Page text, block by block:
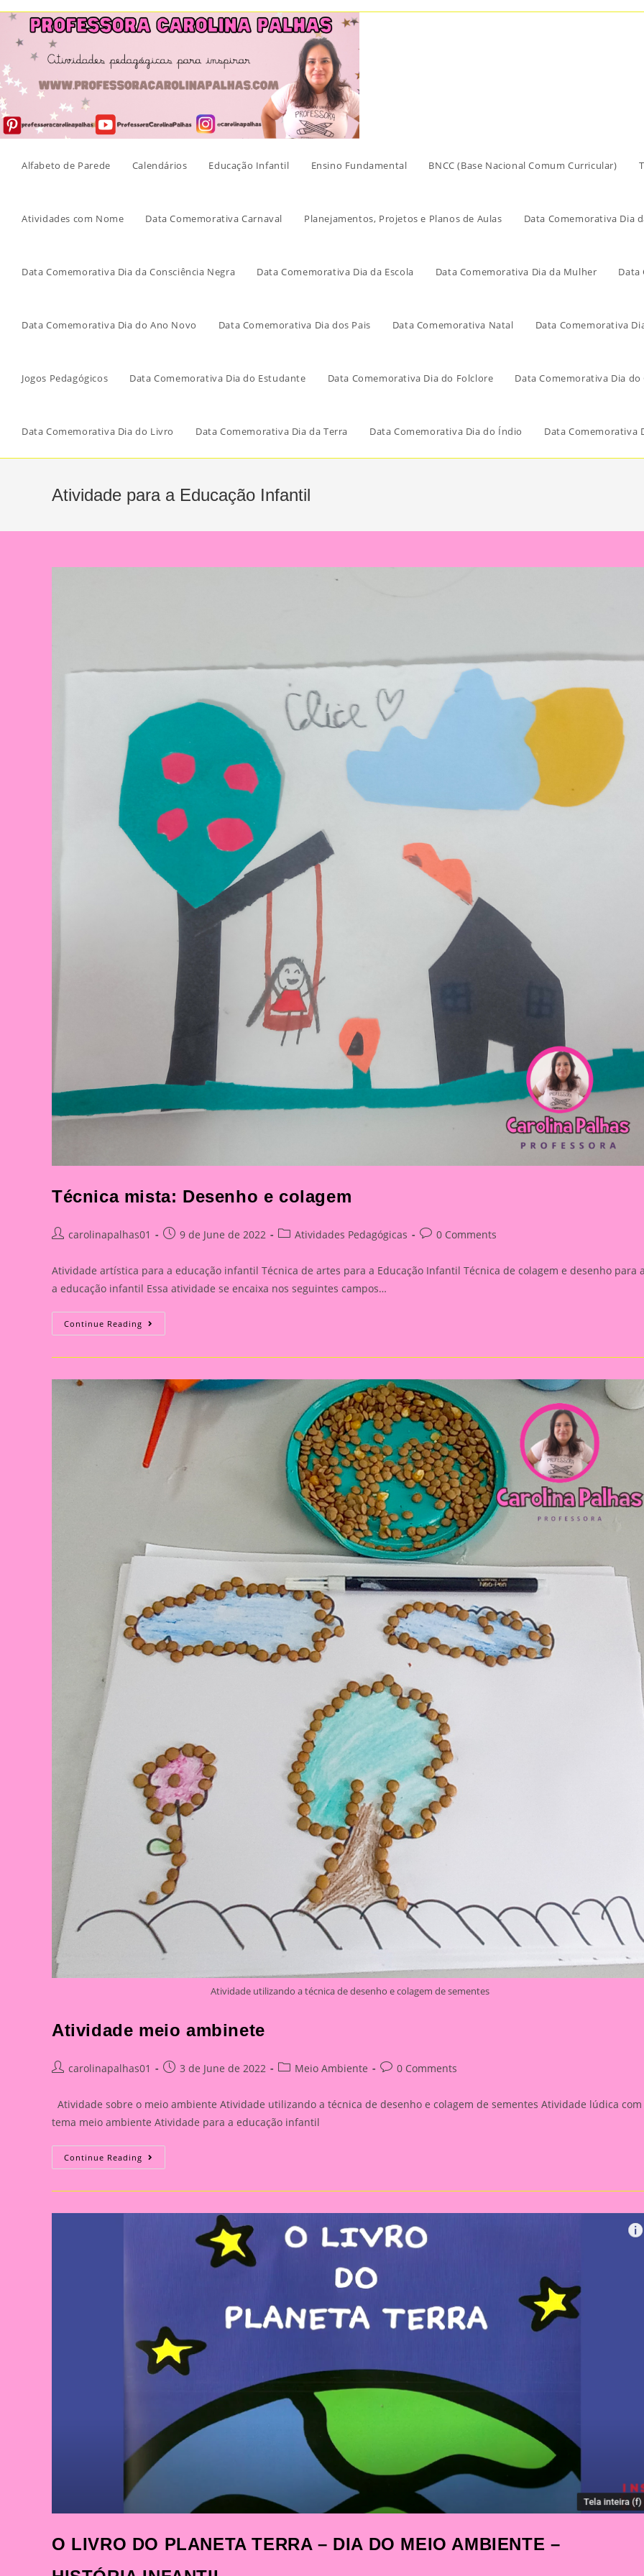
Skip
content
Alfabeto de Parede Calendários Educação Infantil Ensino Fundamental BNCC (Base Nacional Comum Curricular)
Atividades com Nome Data Comemorativa Carnaval Planejamentos, Projetos e Planos de Aulas Data Comemorativa Dia
Data Comemorativa Dia da Consciência Negra Data Comemorativa Dia da Escola Data Comemorativa Dia da Mulher Data
Data Comemorativa Dia do Ano Novo Data Comemorativa Dia dos Pais Data Comemorativa Natal Data Comemorativa
Jogos Pedagógicos Data Comemorativa Dia do Estudante Data Comemorativa Dia do Folclore Data Comemorativa Dia do
Data Comemorativa Dia do Livro Data Comemorativa Dia da Terra Data Comemorativa Dia do Índio Data Comemorativa
Atividade para a Educação Infantil
Técnica mista: Desenho e colagem
Postcarolinapalhas01
Post9 de June de 2022
PostAtividades Pedagógicas
Post0 Comments
Atividade artística para a educação infantil Técnica de artes para a Educação Infantil Técnica de colagem e desenho para
a educação infantil Essa atividade se encaixa nos seguintes campos…
Continue Reading Técnica
Mista:
E
Atividade utilizando a técnica de desenho e colagem de sementes
Atividade meio ambinete
Postcarolinapalhas01
Post3 de June de 2022
PostMeio Ambiente
Post0 Comments
Atividade sobre o meio ambiente Atividade utilizando a técnica de desenho e colagem de sementes Atividade lúdica com
tema meio ambiente Atividade para a educação infantil
Continue Reading Atividade
Meio
O LIVRO DO PLANETA TERRA – DIA DO MEIO AMBIENTE –